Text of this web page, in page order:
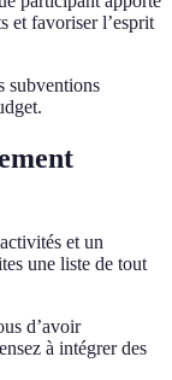
et favoriser l’esprit
subventions
et un
une liste de tout
d’avoir
à intégrer des